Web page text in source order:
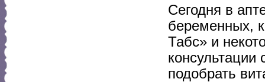
Сегодня в
беременных,
Табс» и
подобрать